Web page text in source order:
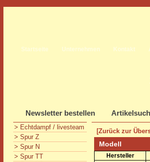
Startseite Unternehmen Kontakt
Newsletter bestellen
> Echtdampf / livesteam
> Spur Z
> Spur N
> Spur TT
[Zurück zur
Modell
Hersteller